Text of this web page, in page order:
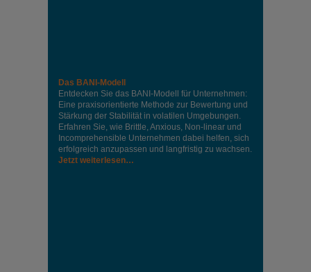
Das BANI-Modell
Entdecken Sie das BANI-Modell für Unternehmen:
Eine praxisorientierte Methode zur Bewertung und
Stärkung der Stabilität in volatilen Umgebungen.
Erfahren Sie, wie Brittle, Anxious, Non-linear und
Incomprehensible Unternehmen dabei helfen, sich
erfolgreich anzupassen und langfristig zu wachsen.
Jetzt weiterlesen…